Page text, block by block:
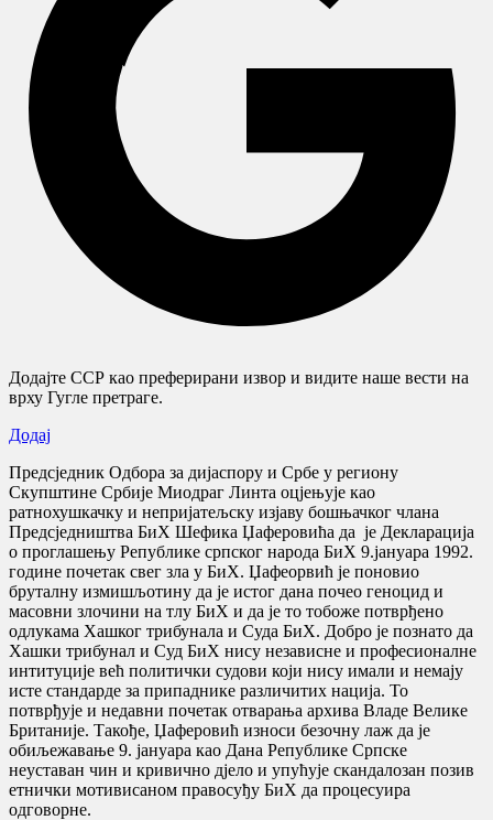
Додајте ССР као преферирани извор и видите наше вести на
врху Гугле претраге.
Додај
Предсједник Одбора за дијаспору и Србе у региону
Скупштине Србије Миодраг Линта oцјењује као
ратнохушкачку и непријатељску изјаву бошњачког члана
Предсједништва БиХ Шефика Џаферовића да је Декларација
о проглашењу Републике српског народа БиХ 9.јануара 1992.
године почетак свег зла у БиХ. Џафеорвић је поновио
бруталну измишљотину да је истог дана почео геноцид и
масовни злочини на тлу БиХ и да је то тобоже потврђено
одлукама Хашког трибунала и Суда БиХ. Добро је познато да
Хашки трибунал и Суд БиХ нису независне и професионалне
интитуције већ политички судови који нису имали и немају
исте стандарде за припаднике различитих нација. То
потврђује и недавни почетак отварања архива Владе Велике
Британије. Такође, Џаферовић износи безочну лаж да је
обиљежавање 9. јануара као Дана Републике Српске
неуставан чин и кривично дјело и упућује скандалозан позив
етнички мотивисаном правосуђу БиХ да процесуира
одговорне.